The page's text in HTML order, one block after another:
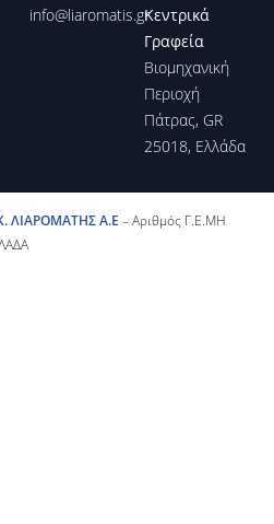
info@liaromatis.grΚεντρικά
Γραφεία
Βιομηχανική
Περιοχή
Πάτρας, GR
25018, Ελλάδα
ΛΙΑΡΟΜΑΤΗΣ Α.Ε – Αριθμός Γ.Ε.ΜΗ